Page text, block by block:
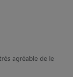
agréable de le